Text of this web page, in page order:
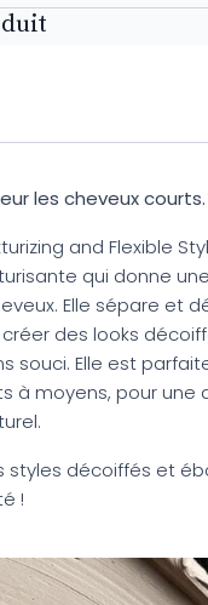
les cheveux courts.
and Flexible
qui donne
Elle sépare et
des looks
souci. Elle est
à moyens, pour une
styles décoiffés et
!